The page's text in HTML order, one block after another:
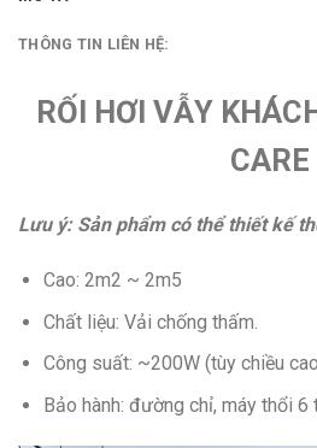
THÔNG TIN LIÊN HỆ:
RỐI HƠI VẪY
CARE
Lưu ý: Sản phẩm có thể thiết kế
Cao: 2m2 ~ 2m5
Chất liệu: Vải chống thấm.
Công suất: ~200W (tùy chiều
Bảo hành: đường chỉ, máy thổi 6